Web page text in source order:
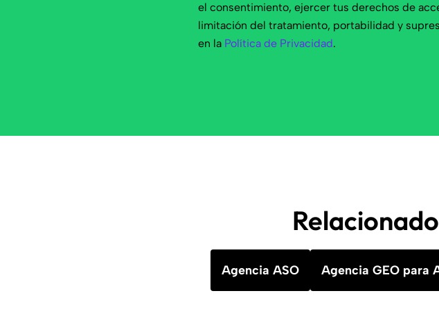
el consentimiento, ejercer tus derechos de
limitación del tratamiento, portabilidad y
en la Política de Privacidad.
Agencia ASO Agencia GEO para